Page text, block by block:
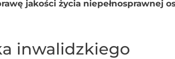
jakości życia niepełnosprawnej
inwalidzkiego